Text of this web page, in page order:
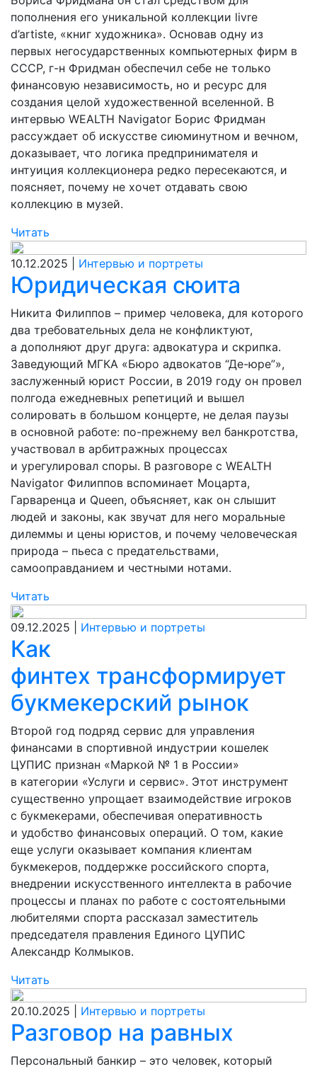
пополнения его уникальной коллекции livre
d’artiste, «книг художника». Основав одну из
первых негосударственных компьютерных фирм в
СССР, г-н Фридман обеспечил себе не только
финансовую независимость, но и ресурс для
создания целой художественной вселенной. В
интервью WEALTH Navigator Борис Фридман
рассуждает об искусстве сиюминутном и вечном,
доказывает, что логика предпринимателя и
интуиция коллекционера редко пересекаются, и
поясняет, почему не хочет отдавать свою
коллекцию в музей.
Читать
10.12.2025 | Интервью и портреты
Юридическая сюита
Никита Филиппов – пример человека, для которого
два требовательных дела не конфликтуют,
а дополняют друг друга: адвокатура и скрипка.
Заведующий МГКА «Бюро адвокатов “Де-­юре”»,
заслуженный юрист России, в 2019 году он провел
полгода ежедневных репетиций и вышел
солировать в большом концерте, не делая паузы
в основной работе: по-прежнему вел банкротства,
участвовал в арбитражных процессах
и урегулировал споры. В разговоре с WEALTH
Navigator Филиппов вспоминает Моцарта,
Гарваренца и Queen, объясняет, как он слышит
людей и законы, как звучат для него моральные
дилеммы и цены юристов, и почему человеческая
природа – пьеса с предательствами,
самооправданием и честными нотами.
Читать
09.12.2025 | Интервью и портреты
Как
финтех трансформирует
букмекерский рынок
Второй год подряд сервис для управления
финансами в спортивной индустрии кошелек
ЦУПИС признан «Маркой № 1 в России»
в категории «Услуги и сервис». Этот инструмент
существенно упрощает взаимодействие игроков
с букмекерами, обеспечивая оперативность
и удобство финансовых операций. О том, какие
еще услуги оказывает компания клиентам
букмекеров, поддержке российского спорта,
внедрении искусственного интеллекта в рабочие
процессы и планах по работе с состоятельными
любителями спорта рассказал заместитель
председателя правления Единого ЦУПИС
Александр Колмыков.
Читать
20.10.2025 | Интервью и портреты
Разговор на равных
Персональный банкир – это человек, который